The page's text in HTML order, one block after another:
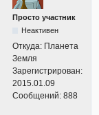
Просто участник
Неактивен
Откуда: Планета
Земля
Зарегистрирован:
2015.01.09
Сообщений: 888